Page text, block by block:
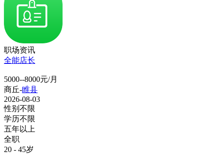
职场资讯
全能店长
5000--8000元/月
商丘-睢县
2026-08-03
性别不限
学历不限
五年以上
全职
20 - 45岁